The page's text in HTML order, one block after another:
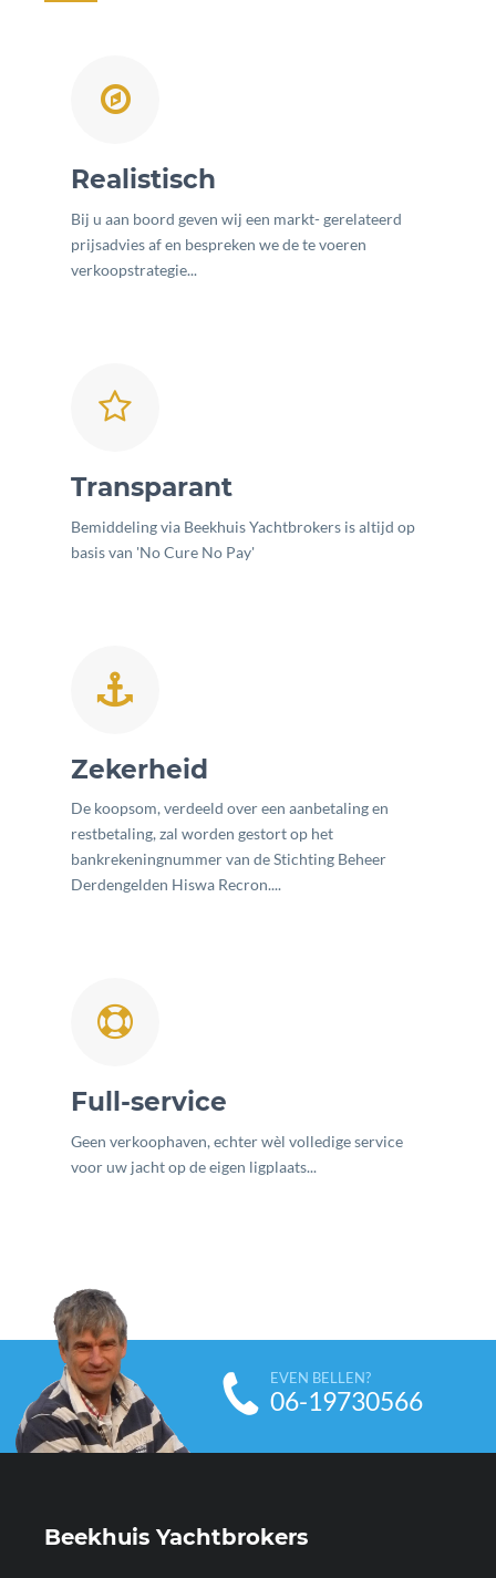
Realistisch
Bij u aan boord geven wij een markt- gerelateerd
prijsadvies af en bespreken we de te voeren
verkoopstrategie...
Transparant
Bemiddeling via Beekhuis Yachtbrokers is altijd op
basis van 'No Cure No Pay'
Zekerheid
De koopsom, verdeeld over een aanbetaling en
restbetaling, zal worden gestort op het
bankrekeningnummer van de Stichting Beheer
Derdengelden Hiswa Recron....
Full-service
Geen verkoophaven, echter wèl volledige service
voor uw jacht op de eigen ligplaats...
EVEN BELLEN?
06-19730566
Beekhuis Yachtbrokers